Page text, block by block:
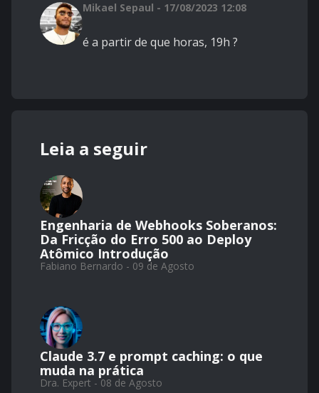
Mikael Sepaul - 17/08/2023 12:08
é a partir de que horas, 19h ?
Leia a seguir
Engenharia de Webhooks Soberanos:
Da Fricção do Erro 500 ao Deploy
Atômico Introdução
Fabiano Bernardo - 09 de Agosto
Claude 3.7 e prompt caching: o que
muda na prática
Dra. Expert - 08 de Agosto